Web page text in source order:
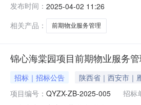
三、联系方式招标人：西安
发布时间： 2025-04-02 11:26
相关产品：
前期物业服务管理
锦心海棠园项目前期物业服务
招标｜招标公告 陕西省｜西安市｜
项目编号： QYZX-ZB-2025-005 招标